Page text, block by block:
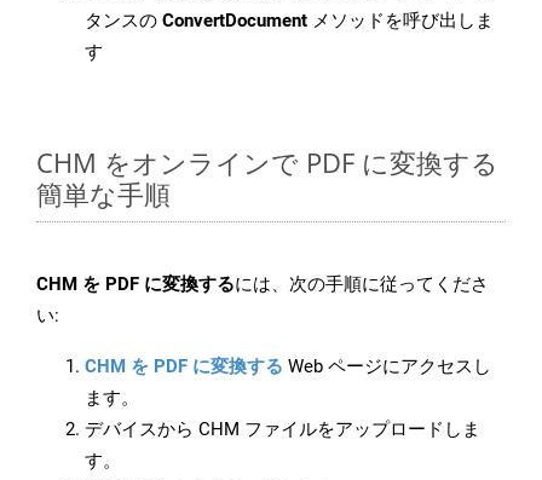
タンスの ConvertDocument メソッドを呼び出しま
す
CHM をオンラインで PDF に変換する
簡単な手順
CHM を PDF に変換するには、次の手順に従ってくださ
い:
CHM を PDF に変換する Web ページにアクセスし
ます。
デバイスから CHM ファイルをアップロードしま
す。